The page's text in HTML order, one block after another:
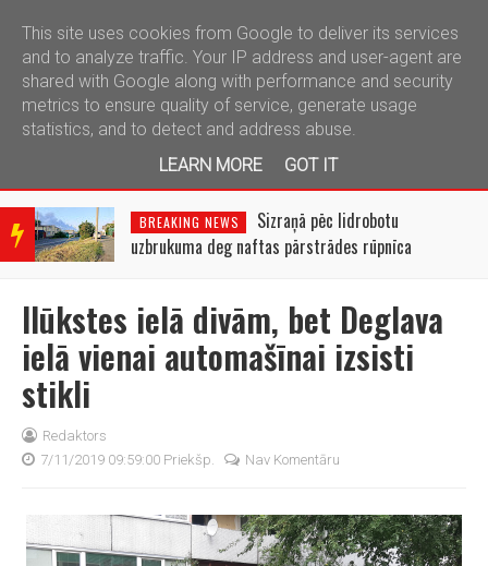
telegram
BRE
AKIN
NEW
BREAKING NEWS
Sizraņā pēc lidrobotu
uzbrukuma deg naftas pārstrādes rūpnīca
Ilūkstes ielā divām, bet Deglava
ielā vienai automašīnai izsisti
stikli
Redaktors
7/11/2019 09:59:00 Priekšp.
Nav Komentāru
This site uses cookies from Google to deliver its services
and to analyze traffic. Your IP address and user-agent are
shared with Google along with performance and security
metrics to ensure quality of service, generate usage
statistics, and to detect and address abuse.
LEARN MORE
GOT IT